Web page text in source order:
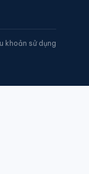
khoản sử dụng